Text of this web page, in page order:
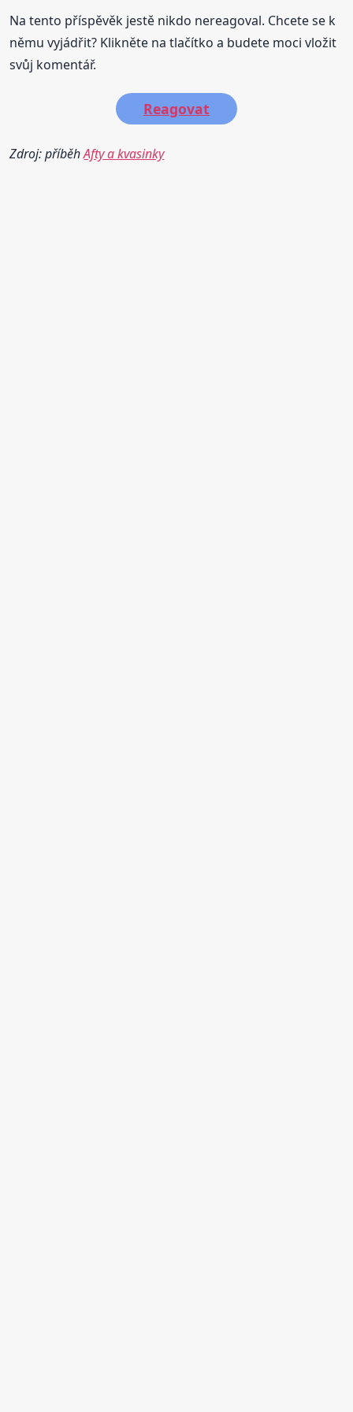
Na tento příspěvěk jestě nikdo nereagoval. Chcete se k
němu vyjádřit? Klikněte na tlačítko a budete moci vložit
svůj komentář.
Reagovat
Zdroj: příběhAfty a kvasinky